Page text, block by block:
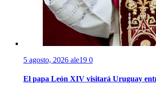
5 agosto, 2026 ale19 0
El papa León XIV visitará Uruguay